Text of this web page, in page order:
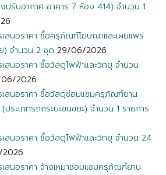
ปรับอากาศ อาคาร 7 ห้อง 414) จำนวน 1
เสนอราคา ซื้อครุภัณฑ์โฆษณาและเผยแพร่
) จำนวน 2 ชุด 29/06/2026
เสนอราคา ซื้อวัสดุไฟฟ้าและวิทยุ จำนวน
2026
เสนอราคา ซื้อวัสดุซ่อมแซมครุภัณฑ์ยาน
ระเภทรถกระบะขนขยะ) จำนวน 1 รายการ
เสนอราคา ซื้อวัสดุไฟฟ้าและวิทยุ จำนวน 24
เสนอราคา จ้างเหมาซ่อมแซมครุภัณฑ์ยาน